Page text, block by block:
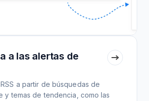
a las alertas de
a partir de búsquedas de
y temas de tendencia, como las